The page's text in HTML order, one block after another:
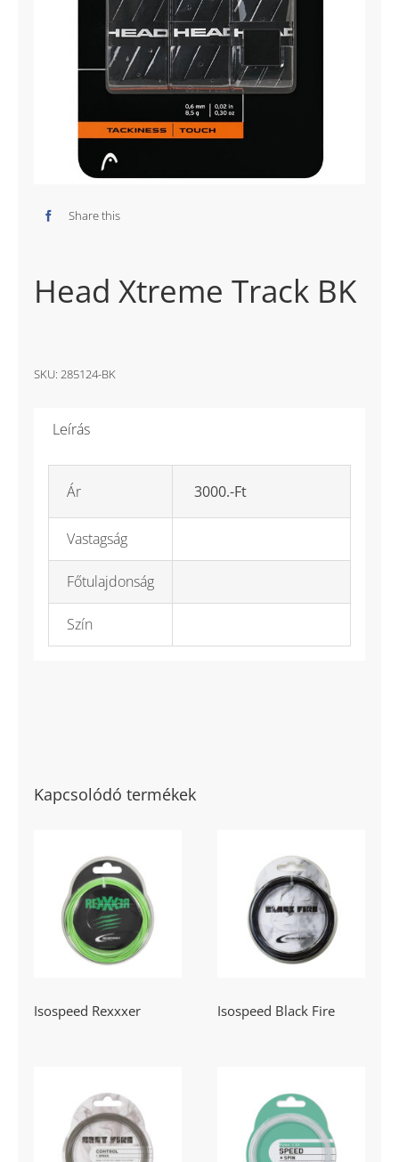
Share this
Head Xtreme Track BK
SKU: 285124-BK
Leírás
Ár 3000.-Ft
Vastagság
Főtulajdonság
Szín
Kapcsolódó termékek
Isospeed
Rexxxer
Isospeed Rexxxer
Isospeed Black
Fire
Isospeed Black Fire
Isospeed Grey
Fire
Isospeed Pulse